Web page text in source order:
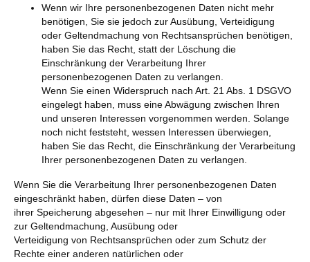
Wenn wir Ihre personenbezogenen Daten nicht mehr
benötigen, Sie sie jedoch zur Ausübung, Verteidigung
oder Geltendmachung von Rechtsansprüchen benötigen,
haben Sie das Recht, statt der Löschung die
Einschränkung der Verarbeitung Ihrer
personenbezogenen Daten zu verlangen.
Wenn Sie einen Widerspruch nach Art. 21 Abs. 1 DSGVO
eingelegt haben, muss eine Abwägung zwischen Ihren
und unseren Interessen vorgenommen werden. Solange
noch nicht feststeht, wessen Interessen überwiegen,
haben Sie das Recht, die Einschränkung der Verarbeitung
Ihrer personenbezogenen Daten zu verlangen.
Wenn Sie die Verarbeitung Ihrer personenbezogenen Daten
eingeschränkt haben, dürfen diese Daten – von
ihrer Speicherung abgesehen – nur mit Ihrer Einwilligung oder
zur Geltendmachung, Ausübung oder
Verteidigung von Rechtsansprüchen oder zum Schutz der
Rechte einer anderen natürlichen oder